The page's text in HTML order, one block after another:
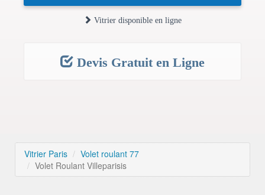
Vitrier disponible en ligne
Devis Gratuit en Ligne
Vitrier Paris
Volet roulant 77
Volet Roulant Villeparisis